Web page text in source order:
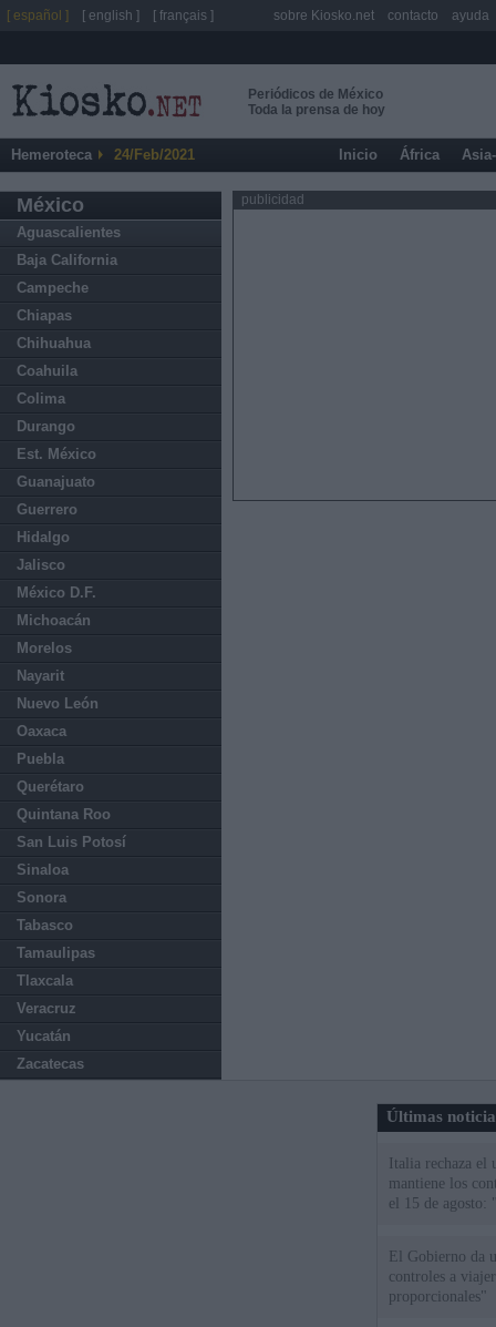
Periódicos de México
Toda la prensa de hoy
Hemeroteca 24/Feb/2021 Inicio África
México
Aguascalientes
Baja California
Campeche
Chiapas
Chihuahua
Coahuila
Colima
Durango
Est. México
Guanajuato
Guerrero
Hidalgo
Jalisco
México D.F.
Michoacán
Morelos
Nayarit
Nuevo León
Oaxaca
Puebla
Querétaro
Quintana Roo
San Luis Potosí
Sinaloa
Sonora
Tabasco
Tamaulipas
Tlaxcala
Veracruz
Yucatán
Zacatecas
publicidad
Últimas
Italia rechaza
mantiene los
el 15 de agosto:
El Gobierno da
controles a
proporcionales"
[ español ] [ english ] [ français ] sobre Kiosko.net contacto ayuda